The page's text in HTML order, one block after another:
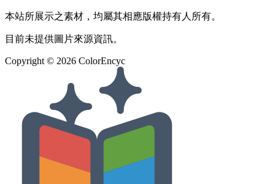
本站所展示之素材，均屬其相應版權持有人所有。
目前未提供圖片來源資訊。
Copyright © 2026 ColorEncyc